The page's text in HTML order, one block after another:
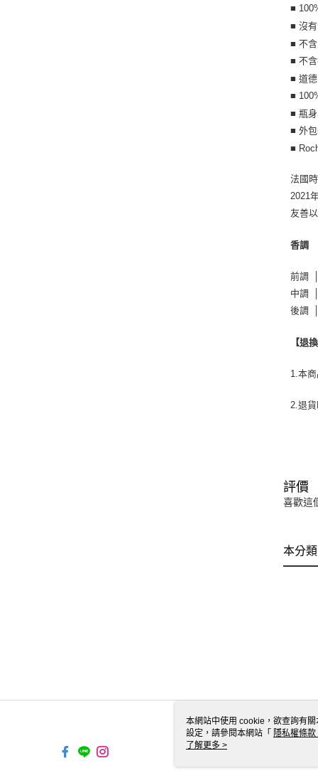
■
■ 沒
■ 不
■ 不
■ 道
■
■ 瓶
■ 外
■
法國
2021
友善
香調
前調
中調
後調
【退
1.本
2.退
評價
喜歡這
本分
本網站中使用 cookie，欲查詢有
設定，請參閱本網站「 隱私權條款
使用 cookie。
了解更多 >